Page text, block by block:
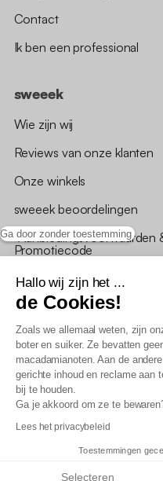
Ga door zonder toestemming
Hallo wij zijn het ...
de Cookies!
Zoals we allemaal weten, zijn
boter en suiker. Ze bevatten
macadamianoten. Aan de
gerichte inhoud en reclame aan
bij te houden.
Ga je akkoord om ze te
Lees het privacybeleid
Toestemmingen
Selecteren
Contact
Ik ben een professional
sweeek
Wie zijn wij
Reviews van onze klanten
Onze winkels
sweeek beoordelingen
*Aanbiedingsvoorwaarden
Promotiecode
Algemene
AV
Beleid
Verklaring